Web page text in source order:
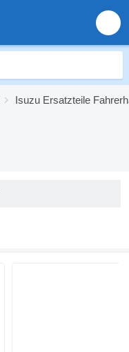
Isuzu Ersatzteile